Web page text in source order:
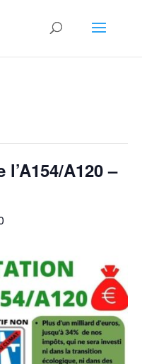
A120 –